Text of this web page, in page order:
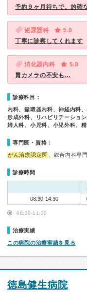
予約９ヶ月待ちで、的確
泌尿器科
5.0
丁寧に診察してくれます
消化器内科
5.0
胃カメラの不安も…
診療科目：
内科、循環器内科、神経内科
形成外科、リハビリテーショ
婦人科、小児科、小児外科、
専門医・資格：
がん治療認定医 、総合内科専
診療時間
08:30-14:30
08:30-11:30
治療実績
この病院の治療実績を見る
徳島健生病院